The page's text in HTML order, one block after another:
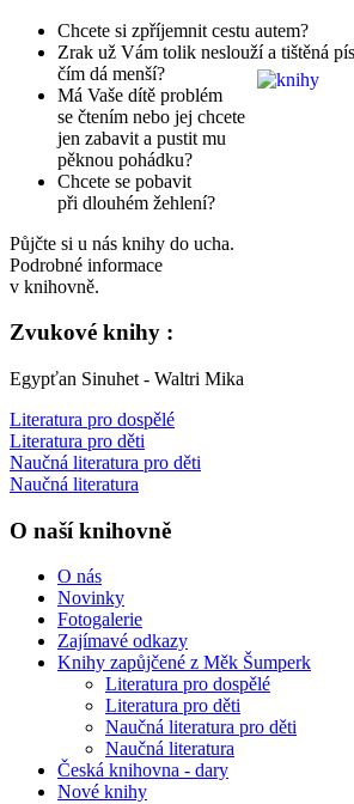
Chcete si zpříjemnit cestu autem?
Zrak už Vám tolik neslouží a tištěná
čím dá menší?
Má Vaše dítě problém
se čtením nebo jej chcete
jen zabavit a pustit mu
pěknou pohádku?
Chcete se pobavit
při dlouhém žehlení?
Půjčte si u nás knihy do ucha.
Podrobné informace
v knihovně.
Zvukové knihy :
Egypťan Sinuhet - Waltri Mika
Literatura pro dospělé
Literatura pro děti
Naučná literatura pro děti
Naučná literatura
O naší knihovně
O nás
Novinky
Fotogalerie
Zajímavé odkazy
Knihy zapůjčené z Měk Šumperk
Literatura pro dospělé
Literatura pro děti
Naučná literatura pro děti
Naučná literatura
Česká knihovna - dary
Nové knihy